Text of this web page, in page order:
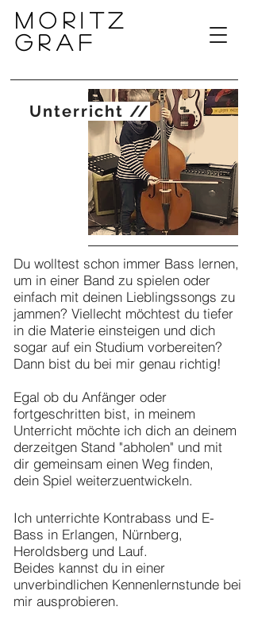
Moritz
GrAF
Unterricht //
Du wolltest schon immer Bass lernen,
um in einer Band zu spielen oder
einfach mit deinen Lieblingssongs zu
jammen? Viellecht möchtest du tiefer
in die Materie einsteigen und dich
sogar auf ein Studium vorbereiten?
Dann bist du bei mir genau richtig!
Egal ob du Anfänger oder
fortgeschritten bist, in meinem
Unterricht möchte ich dich an deinem
derzeitgen Stand "abholen" und mit
dir gemeinsam einen Weg finden,
dein Spiel weiterzuentwickeln.
Ich unterrichte Kontrabass und E-
Bass in Erlangen, Nürnberg,
Heroldsberg und Lauf.
Beides kannst du in einer
unverbindlichen Kennenlernstunde bei
mir ausprobieren.